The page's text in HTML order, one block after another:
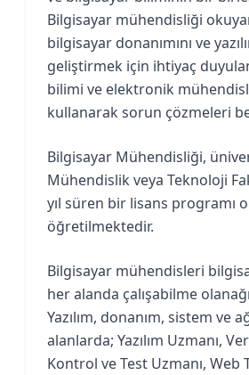
Bilgisayar mühendisliği
bilgisayar donanımını ve
geliştirmek için ihtiyaç
bilimi ve elektronik
kullanarak sorun çözmeleri
Bilgisayar Mühendisliği,
Mühendislik veya Teknoloji
yıl süren bir lisans programı
öğretilmektedir.
Bilgisayar mühendisleri
her alanda çalışabilme
Yazılım, donanım, sistem ve
alanlarda; Yazılım Uzmanı,
Kontrol ve Test Uzmanı, Web